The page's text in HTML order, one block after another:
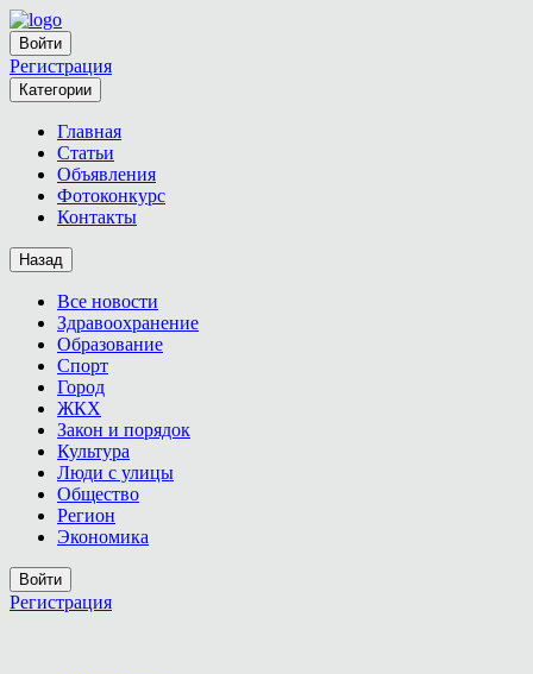
Войти
Регистрация
Категории
Главная
Статьи
Объявления
Фотоконкурс
Контакты
Назад
Все новости
Здравоохранение
Образование
Спорт
Город
ЖКХ
Закон и порядок
Культура
Люди с улицы
Общество
Регион
Экономика
Войти
Регистрация